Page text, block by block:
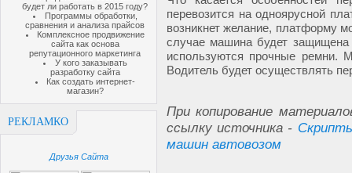
будет ли работать в 2015 году?
Программы обработки,
сравнения и анализа прайсов
Комплексное продвижение
сайта как основа
репутационного маркетинга
У кого заказывать
разработку сайта
Как создать интернет-
магазин?
РЕКЛАМКО
Друзья Сайта
перевозится на одноярусной
возникнет желание, платформу
случае машина будет защищена
используются прочные ремни.
Водитель будет осуществлять
При копирование
ссылку источника -
машин автовозом